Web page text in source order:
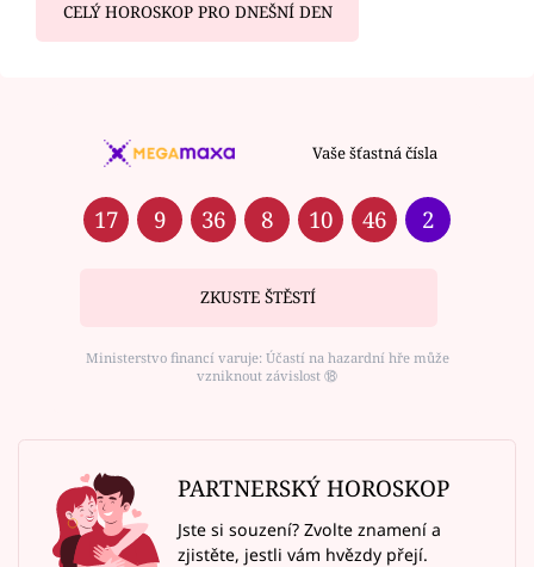
CELÝ HOROSKOP PRO DNEŠNÍ DEN
Vaše šťastná čísla
17 9 36 8 10 46 2
ZKUSTE ŠTĚSTÍ
Ministerstvo financí varuje: Účastí na hazardní hře může
vzniknout závislost ⑱
PARTNERSKÝ HOROSKOP
Jste si souzení? Zvolte znamení a
zjistěte, jestli vám hvězdy přejí.